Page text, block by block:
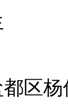
区